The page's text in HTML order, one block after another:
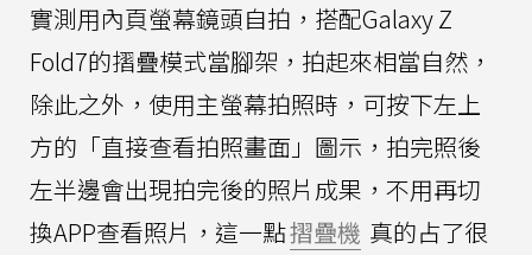
實測用內頁螢幕鏡頭自拍，搭配Galaxy Z
Fold7的摺疊模式當腳架，拍起來相當自然，
除此之外，使用主螢幕拍照時，可按下左上
方的「直接查看拍照畫面」圖示，拍完照後
左半邊會出現拍完後的照片成果，不用再切
換APP查看照片，這一點摺疊機 真的占了很